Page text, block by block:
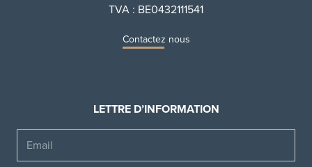
TVA : BE0432111541
Contactez nous
LETTRE D’INFORMATION